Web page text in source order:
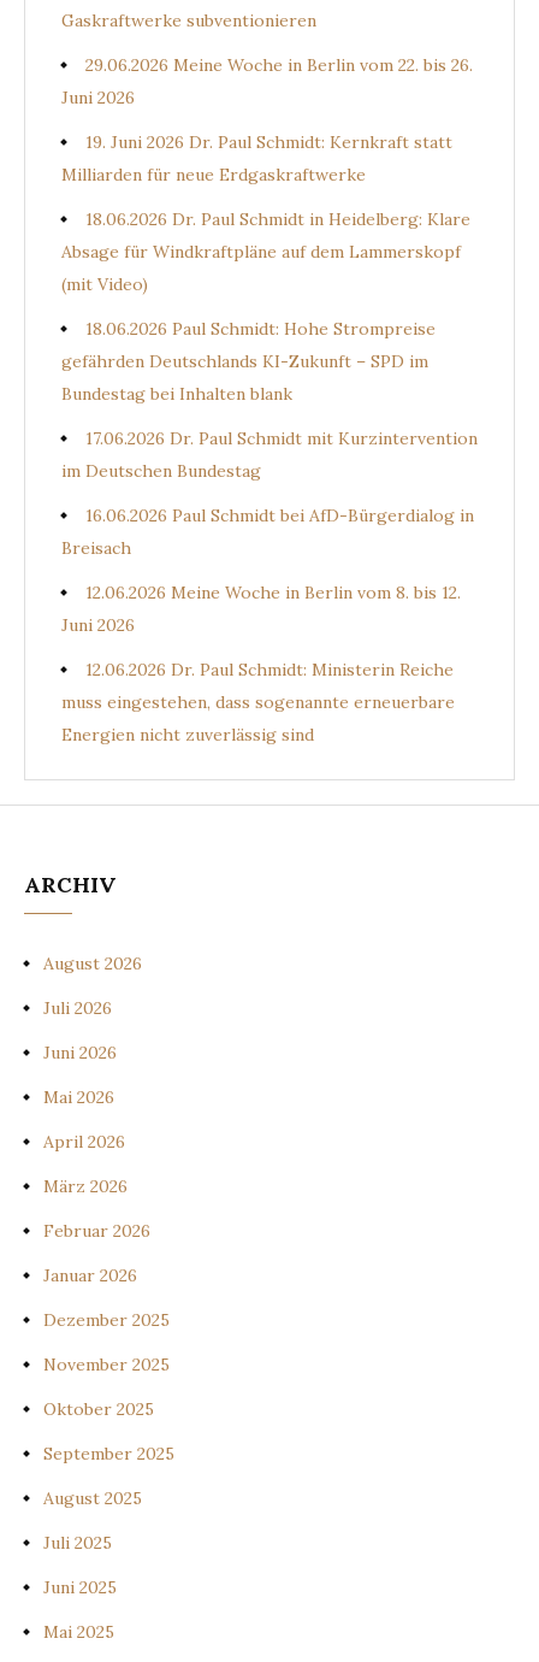
Gaskraftwerke subventionieren
29.06.2026 Meine Woche in Berlin vom 22. bis 26.
Juni 2026
19. Juni 2026 Dr. Paul Schmidt: Kernkraft statt
Milliarden für neue Erdgaskraftwerke
18.06.2026 Dr. Paul Schmidt in Heidelberg: Klare
Absage für Windkraftpläne auf dem Lammerskopf
(mit Video)
18.06.2026 Paul Schmidt: Hohe Strompreise
gefährden Deutschlands KI-Zukunft – SPD im
Bundestag bei Inhalten blank
17.06.2026 Dr. Paul Schmidt mit Kurzintervention
im Deutschen Bundestag
16.06.2026 Paul Schmidt bei AfD-Bürgerdialog in
Breisach
12.06.2026 Meine Woche in Berlin vom 8. bis 12.
Juni 2026
12.06.2026 Dr. Paul Schmidt: Ministerin Reiche
muss eingestehen, dass sogenannte erneuerbare
Energien nicht zuverlässig sind
ARCHIV
August 2026
Juli 2026
Juni 2026
Mai 2026
April 2026
März 2026
Februar 2026
Januar 2026
Dezember 2025
November 2025
Oktober 2025
September 2025
August 2025
Juli 2025
Juni 2025
Mai 2025